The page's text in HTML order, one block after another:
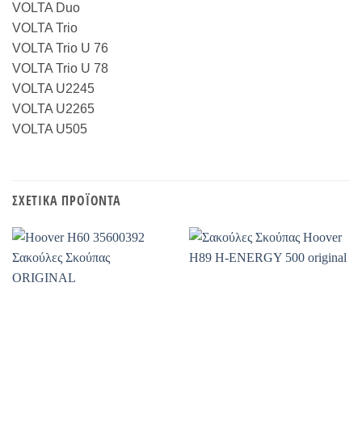
VOLTA Duo
VOLTA Trio
VOLTA Trio U 76
VOLTA Trio U 78
VOLTA U2245
VOLTA U2265
VOLTA U505
ΣΧΕΤΙΚΆ ΠΡΟΪΌΝΤΑ